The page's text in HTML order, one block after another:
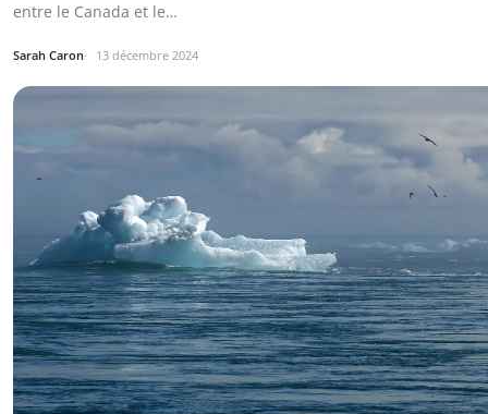
entre le Canada et le…
Sarah Caron 13 décembre 2024